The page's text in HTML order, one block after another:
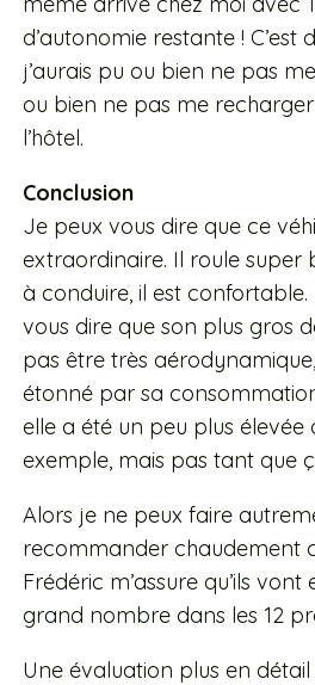
d’autonomie restante ! C’est
j’aurais pu ou bien ne pas
ou bien ne pas me
l’hôtel.
Conclusion
Je peux vous dire que ce
extraordinaire. Il roule super
à conduire, il est confortable.
vous dire que son plus gros
pas être très
étonné par sa
elle a été un peu plus élevée
exemple, mais pas tant que
Alors je ne peux faire
recommander chaudement
Frédéric m’assure qu’ils
grand nombre dans les 12
Une évaluation plus en détail